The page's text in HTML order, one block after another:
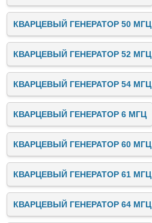
КВАРЦЕВЫЙ ГЕНЕРАТОР 50 МГЦ
КВАРЦЕВЫЙ ГЕНЕРАТОР 52 МГЦ
КВАРЦЕВЫЙ ГЕНЕРАТОР 54 МГЦ
КВАРЦЕВЫЙ ГЕНЕРАТОР 6 МГЦ
КВАРЦЕВЫЙ ГЕНЕРАТОР 60 МГЦ
КВАРЦЕВЫЙ ГЕНЕРАТОР 61 МГЦ
КВАРЦЕВЫЙ ГЕНЕРАТОР 64 МГЦ